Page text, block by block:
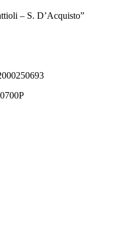
– S. D’Acquisto”